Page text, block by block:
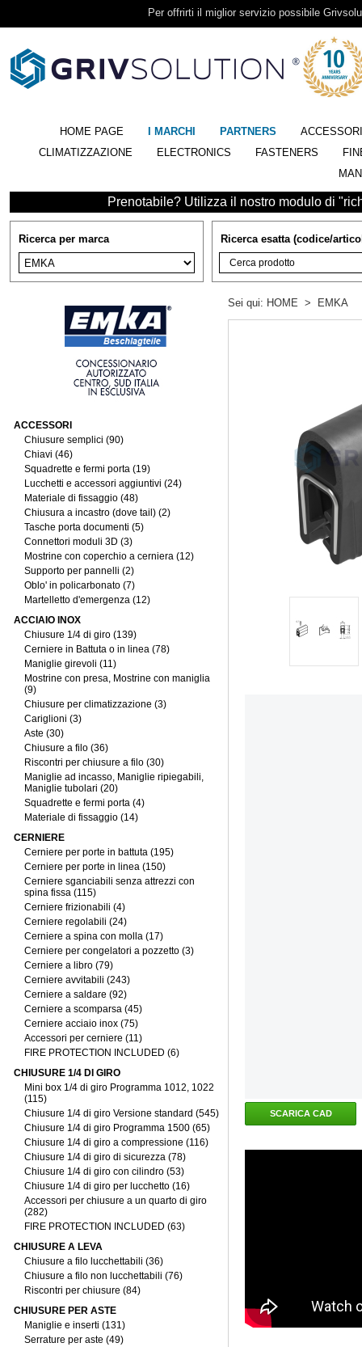
Per offrirti il miglior servizio possibile
HOME PAGE I MARCHI PARTNERS
ACCESSORI
CLIMATIZZAZIONE
ELECTRONICS FASTENERS
Prenotabile? Utilizza il nostro modulo di
Ricerca per marca Ricerca esatta (codice/
ACCESSORI
Chiusure semplici (90)
Chiavi (46)
Squadrette e fermi porta (19)
Lucchetti e accessori aggiuntivi (24)
Materiale di fissaggio (48)
Chiusura a incastro (dove tail) (2)
Tasche porta documenti (5)
Connettori moduli 3D (3)
Mostrine con coperchio a cerniera (12)
Supporto per pannelli (2)
Oblo' in policarbonato (7)
Martelletto d'emergenza (12)
ACCIAIO INOX
Chiusure 1/4 di giro (139)
Cerniere in Battuta o in linea (78)
Maniglie girevoli (11)
Mostrine con presa, Mostrine con maniglia
(9)
Chiusure per climatizzazione (3)
Cariglioni (3)
Aste (30)
Chiusure a filo (36)
Riscontri per chiusure a filo (30)
Maniglie ad incasso, Maniglie ripiegabili,
Maniglie tubolari (20)
Squadrette e fermi porta (4)
Materiale di fissaggio (14)
CERNIERE
Cerniere per porte in battuta (195)
Cerniere per porte in linea (150)
Cerniere sganciabili senza attrezzi con
spina fissa (115)
Cerniere frizionabili (4)
Cerniere regolabili (24)
Cerniere a spina con molla (17)
Cerniere per congelatori a pozzetto (3)
Cerniere a libro (79)
Cerniere avvitabili (243)
Cerniere a saldare (92)
Cerniere a scomparsa (45)
Cerniere acciaio inox (75)
Accessori per cerniere (11)
FIRE PROTECTION INCLUDED (6)
CHIUSURE 1/4 DI GIRO
Mini box 1/4 di giro Programma 1012, 1022
(115)
Chiusure 1/4 di giro Versione standard (545)
Chiusure 1/4 di giro Programma 1500 (65)
Chiusure 1/4 di giro a compressione (116)
Chiusure 1/4 di giro di sicurezza (78)
Chiusure 1/4 di giro con cilindro (53)
Chiusure 1/4 di giro per lucchetto (16)
Accessori per chiusure a un quarto di giro
(282)
FIRE PROTECTION INCLUDED (63)
CHIUSURE A LEVA
Chiusure a filo lucchettabili (36)
Chiusure a filo non lucchettabili (76)
Riscontri per chiusure (84)
CHIUSURE PER ASTE
Maniglie e inserti (131)
Serrature per aste (49)
Sei qui: HOME > EMKA
SCARICA CAD